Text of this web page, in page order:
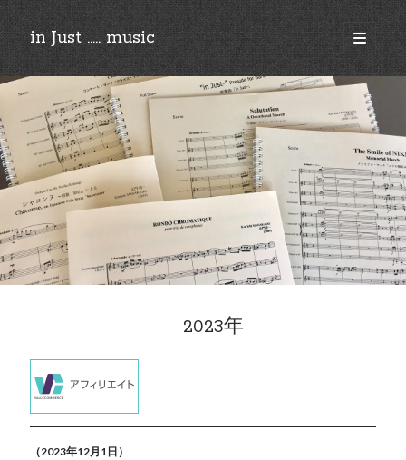
in Just ..... music
open
primary
menu
Sidebar
©︎2018-2025 by Ken’ichi MASAKADO, All rights reserved.
2023年
（2023年12月1日）